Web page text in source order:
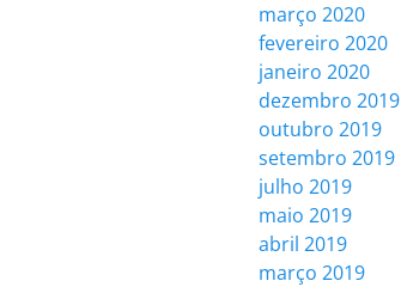
março 2020
fevereiro 2020
janeiro 2020
dezembro 2019
outubro 2019
setembro 2019
julho 2019
maio 2019
abril 2019
março 2019